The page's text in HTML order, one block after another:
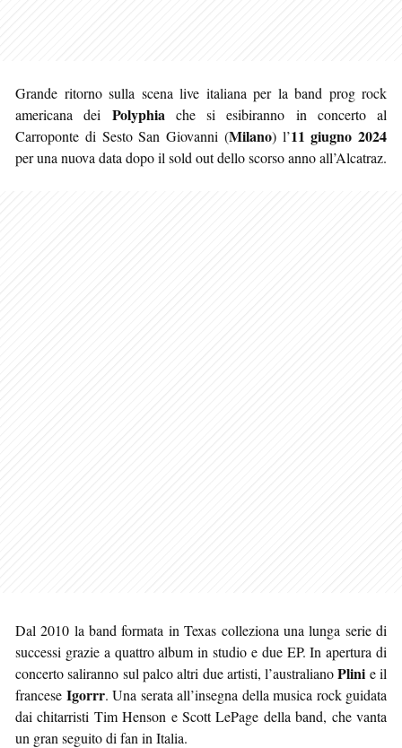
Grande ritorno sulla scena live italiana per la band prog rock
americana dei Polyphia che si esibiranno in concerto al
Carroponte di Sesto San Giovanni (Milano) l’11 giugno 2024
per una nuova data dopo il sold out dello scorso anno all’Alcatraz.
Dal 2010 la band formata in Texas colleziona una lunga serie di
successi grazie a quattro album in studio e due EP. In apertura di
concerto saliranno sul palco altri due artisti, l’australianoPlini e il
francese Igorrr. Una serata all’insegna della musica rock guidata
dai chitarristi Tim Henson e Scott LePage della band, che vanta
un gran seguito di fan in Italia.